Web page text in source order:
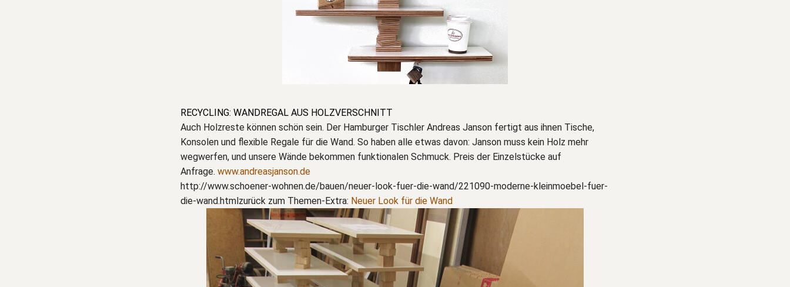
RECYCLING: WANDREGAL AUS HOLZVERSCHNITT
Auch Holzreste können schön sein. Der Hamburger Tischler Andreas Janson fertigt aus ihnen Tische,
Konsolen und flexible Regale für die Wand. So haben alle etwas davon: Janson muss kein Holz mehr
wegwerfen, und unsere Wände bekommen funktionalen Schmuck. Preis der Einzelstücke auf
Anfrage. www.andreasjanson.de
http://www.schoener-wohnen.de/bauen/neuer-look-fuer-die-wand/221090-moderne-kleinmoebel-fuer-
die-wand.htmlzurück zum Themen-Extra: Neuer Look für die Wand